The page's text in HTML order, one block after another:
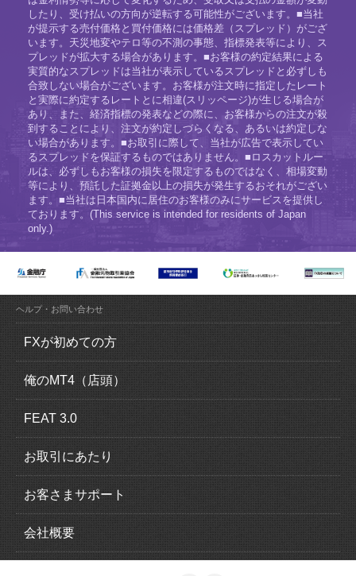
したり、受け払いの方向が逆転する可能性がございます。■当社
が提示する売付価格と買付価格には価格差（スプレッド）がござ
います。天災地変やテロ等の不測の事態、指標発表等により、ス
プレッドが拡大する場合があります。■お客様の約定結果による
実質的なスプレッドは当社が表示しているスプレッドと必ずしも
合致しない場合がございます。お客様が注文時に指定したレート
と実際に約定するレートとに相違(スリッページ)が生じる場合が
あり、また、経済指標の発表などの際に、お客様からの注文が殺
到することにより、注文が約定しづらくなる、あるいは約定しな
い場合があります。■お取引に際して、当社が広告で表示してい
るスプレッドを保証するものではありません。■ロスカットルー
ルは、必ずしもお客様の損失を限定するものではなく、相場変動
等により、預託した証拠金以上の損失が発生するおそれがござい
ます。■当社は日本国内に居住のお客様のみにサービスを提供し
ております。(This service is intended for residents of Japan
only.)
ヘルプ・お問い合わせ
FXが初めての方
FX（外国為替証拠金取引）とは？
FXの魅力とは？
ロスカットについて
追加証拠金について
スリッページについて
スワップポイントについて
俺のMT4（店頭）
俺のMT4（MetaTrader4）の特徴
取引概要
FEAT 3.0
FEAT 3.0の特徴
運用感覚ガイド
取引概要
お取引にあたり
口座開設の流れ
本人確認書類
お客さまサポート
入出金について
会社概要